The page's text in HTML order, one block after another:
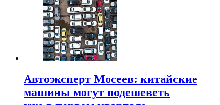
Автоэксперт Мосеев: китайские
машины могут подешеветь